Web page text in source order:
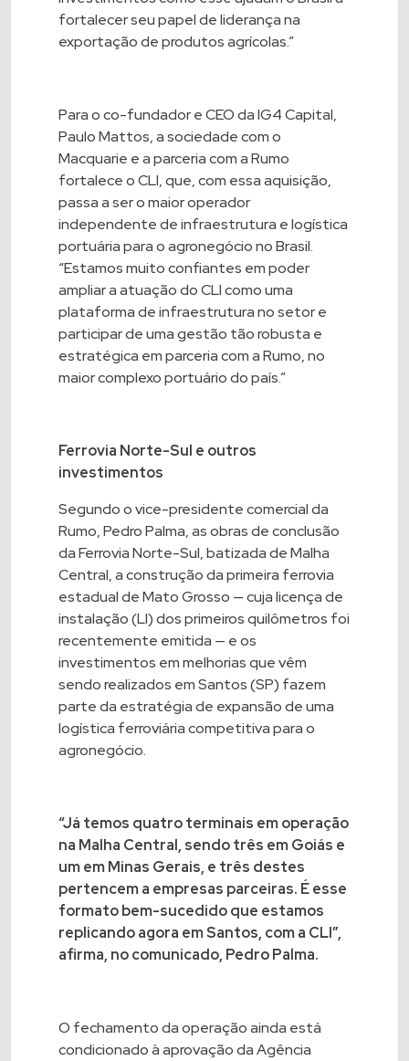
fortalecer seu papel de liderança na
exportação de produtos agrícolas.”
Para o co-fundador e CEO da IG4 Capital,
Paulo Mattos, a sociedade com o
Macquarie e a parceria com a Rumo
fortalece o CLI, que, com essa aquisição,
passa a ser o maior operador
independente de infraestrutura e logística
portuária para o agronegócio no Brasil.
“Estamos muito confiantes em poder
ampliar a atuação do CLI como uma
plataforma de infraestrutura no setor e
participar de uma gestão tão robusta e
estratégica em parceria com a Rumo, no
maior complexo portuário do país.”
Ferrovia Norte-Sul e outros
investimentos
Segundo o vice-presidente comercial da
Rumo, Pedro Palma, as obras de conclusão
da Ferrovia Norte-Sul, batizada de Malha
Central, a construção da primeira ferrovia
estadual de Mato Grosso — cuja licença de
instalação (LI) dos primeiros quilômetros foi
recentemente emitida — e os
investimentos em melhorias que vêm
sendo realizados em Santos (SP) fazem
parte da estratégia de expansão de uma
logística ferroviária competitiva para o
agronegócio.
“Já temos quatro terminais em operação
na Malha Central, sendo três em Goiás e
um em Minas Gerais, e três destes
pertencem a empresas parceiras. É esse
formato bem-sucedido que estamos
replicando agora em Santos, com a CLI”,
afirma, no comunicado, Pedro Palma.
O fechamento da operação ainda está
condicionado à aprovação da Agência